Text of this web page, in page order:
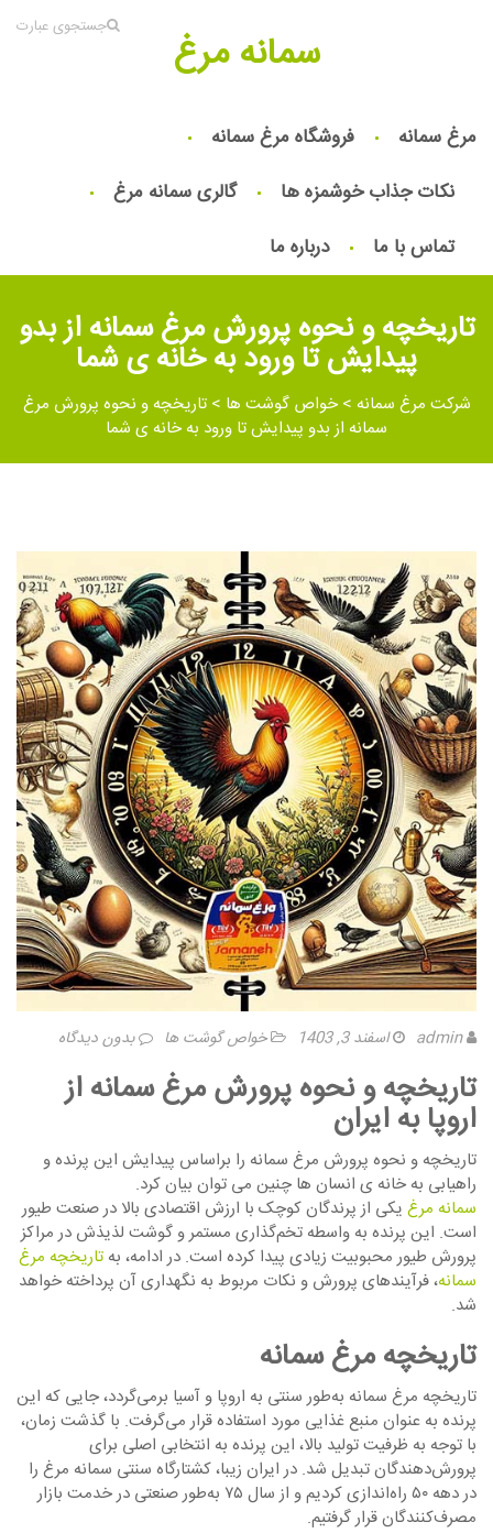
جستجوی عبارت سمانه مرغ
مرغ سمانه
فروشگاه مرغ سمانه
نکات جذاب خوشمزه ها
گالری سمانه مرغ
تماس با ما
درباره ما
تاریخچه و نحوه پرورش مرغ سمانه از بدو
پیدایش تا ورود به خانه ی شما
شرکت مرغ سمانه >خواص گوشت ها >تاریخچه و نحوه پرورش مرغ
سمانه از بدو پیدایش تا ورود به خانه ی شما
admin اسفند 3, 1403 خواص گوشت ها بدون دیدگاه
تاریخچه و نحوه پرورش مرغ سمانه از
اروپا به ایران
تاریخچه و نحوه پرورش مرغ سمانه را براساس پیدایش این پرنده و
راهیابی به خانه ی انسان ها چنین می توان بیان کرد.
سمانه مرغ یکی از پرندگان کوچک با ارزش اقتصادی بالا در صنعت طیور
است. این پرنده به واسطه تخم‌گذاری مستمر و گوشت لذیذش در مراکز
پرورش طیور محبوبیت زیادی پیدا کرده است. در ادامه، به تاریخچه مرغ
سمانه، فرآیندهای پرورش و نکات مربوط به نگهداری آن پرداخته خواهد
شد.
تاریخچه مرغ سمانه
تاریخچه مرغ سمانه به‌طور سنتی به اروپا و آسیا برمی‌گردد، جایی که این
پرنده به عنوان منبع غذایی مورد استفاده قرار می‌گرفت. با گذشت زمان،
با توجه به ظرفیت تولید بالا، این پرنده به انتخابی اصلی برای
پرورش‌دهندگان تبدیل شد. در ایران زیبا، کشتارگاه سنتی سمانه مرغ را
در دهه ۵۰ راه‌اندازی کردیم و از سال ۷۵ به‌طور صنعتی در خدمت بازار
مصرف‌کنندگان قرار گرفتیم.